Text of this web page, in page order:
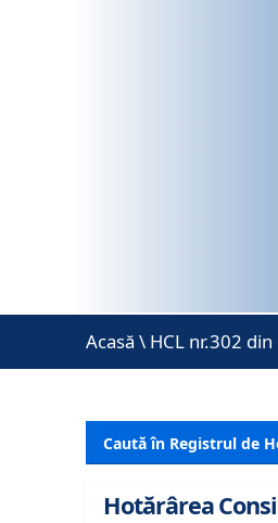
Acasă \ HCL nr.302
Caută în Registrul de
Hotărârea